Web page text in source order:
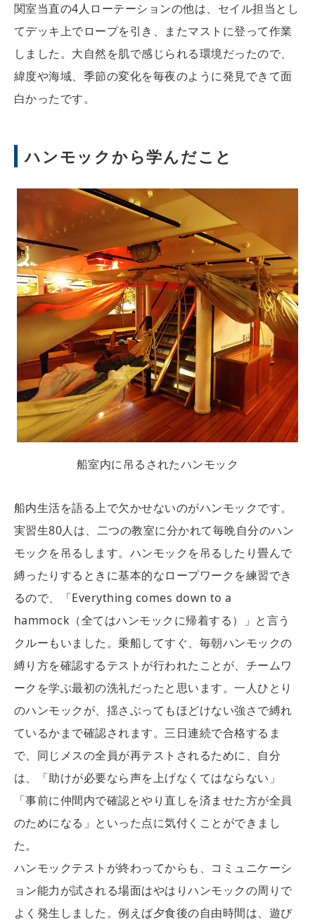
関室当直の4人ローテーションの他は、セイル担当とし
てデッキ上でロープを引き、またマストに登って作業
しました。大自然を肌で感じられる環境だったので、
緯度や海域、季節の変化を毎夜のように発見できて面
白かったです。
ハンモックから学んだこと
船室内に吊るされたハンモック
船内生活を語る上で欠かせないのがハンモックです。
実習生80人は、二つの教室に分かれて毎晩自分のハン
モックを吊るします。ハンモックを吊るしたり畳んで
縛ったりするときに基本的なロープワークを練習でき
るので、「Everything comes down to a
hammock（全てはハンモックに帰着する）」と言う
クルーもいました。乗船してすぐ、毎朝ハンモックの
縛り方を確認するテストが行われたことが、チームワ
ークを学ぶ最初の洗礼だったと思います。一人ひとり
のハンモックが、揺さぶってもほどけない強さで縛れ
ているかまで確認されます。三日連続で合格するま
で、同じメスの全員が再テストされるために、自分
は、「助けが必要なら声を上げなくてはならない」
「事前に仲間内で確認とやり直しを済ませた方が全員
のためになる」といった点に気付くことができまし
た。
ハンモックテストが終わってからも、コミュニケーシ
ョン能力が試される場面はやはりハンモックの周りで
よく発生しました。例えば夕食後の自由時間は、遊び